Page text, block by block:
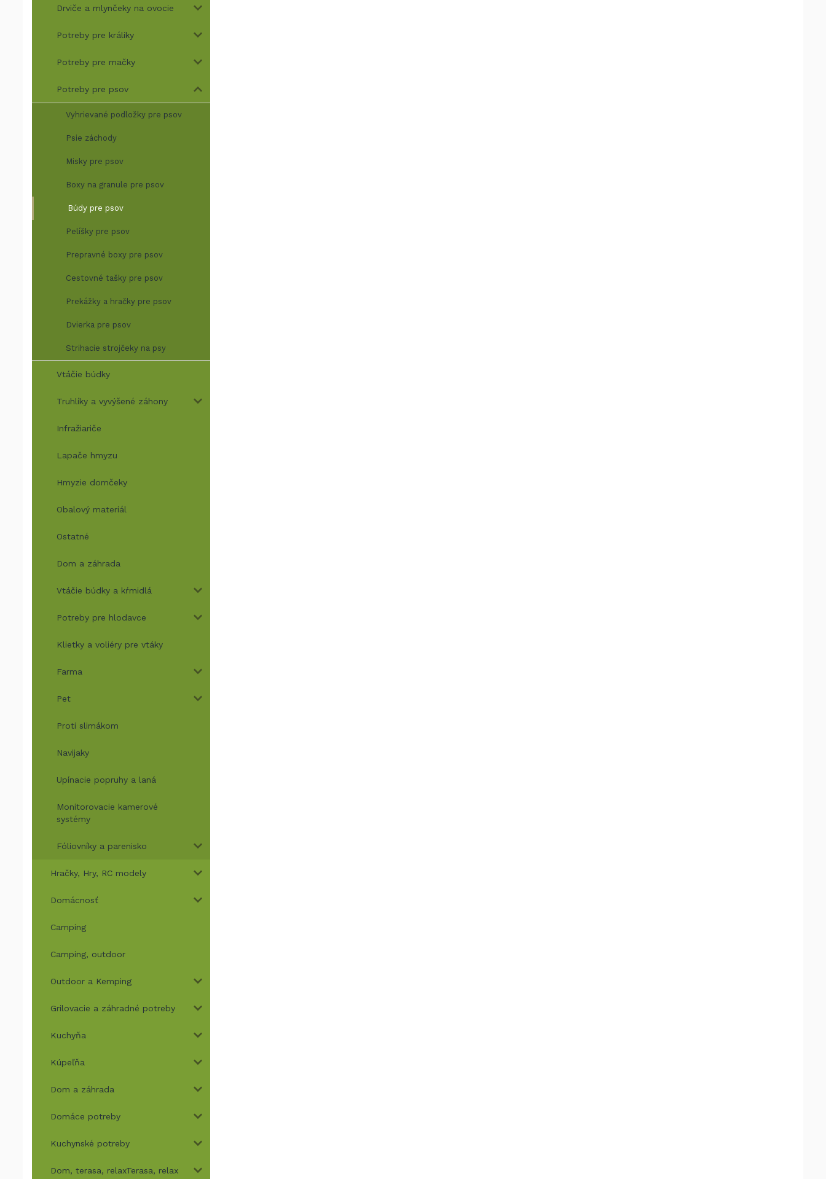
Drviče a mlynčeky na ovocie
Potreby pre králiky
Potreby pre mačky
Potreby pre psov
Vyhrievané podložky pre psov
Psie záchody
Misky pre psov
Boxy na granule pre psov
Búdy pre psov
Pelíšky pre psov
Prepravné boxy pre psov
Cestovné tašky pre psov
Prekážky a hračky pre psov
Dvierka pre psov
Strihacie strojčeky na psy
Vtáčie búdky
Truhlíky a vyvýšené záhony
Infražiariče
Lapače hmyzu
Hmyzie domčeky
Obalový materiál
Ostatné
Dom a záhrada
Vtáčie búdky a kŕmidlá
Potreby pre hlodavce
Klietky a voliéry pre vtáky
Farma
Pet
Proti slimákom
Navijaky
Upínacie popruhy a laná
Monitorovacie kamerové
systémy
Fóliovníky a parenisko
Hračky, Hry, RC modely
Domácnosť
Camping
Camping, outdoor
Outdoor a Kemping
Grilovacie a záhradné potreby
Kuchyňa
Kúpeľňa
Dom a záhrada
Domáce potreby
Kuchynské potreby
Dom, terasa, relaxTerasa, relax